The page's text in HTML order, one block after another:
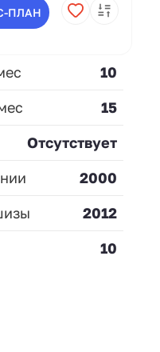
ПЛАН
10
15
Отсутствует
2000
2012
10